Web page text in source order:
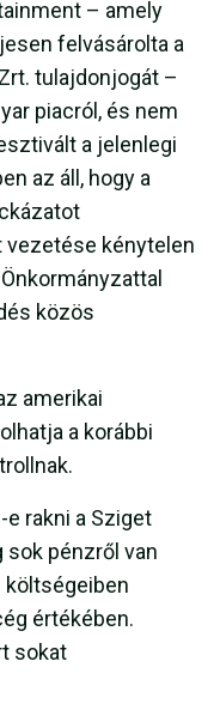
– amely
felvásárolta a
tulajdonjogát –
piacról, és nem
a jelenlegi
az áll, hogy a
vezetése kénytelen
közös
amerikai
a korábbi
rakni a Sziget
pénzről van
költségeiben
értékében.
sokat